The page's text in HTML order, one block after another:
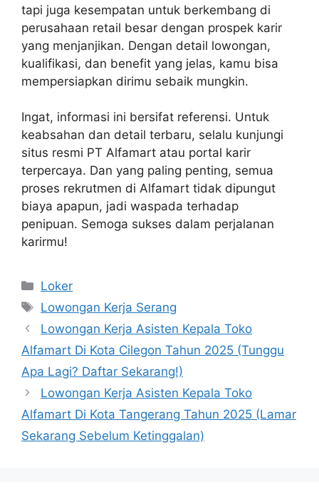
tapi juga kesempatan untuk berkembang di
perusahaan retail besar dengan prospek karir
yang menjanjikan. Dengan detail lowongan,
kualifikasi, dan benefit yang jelas, kamu bisa
mempersiapkan dirimu sebaik mungkin.
Ingat, informasi ini bersifat referensi. Untuk
keabsahan dan detail terbaru, selalu kunjungi
situs resmi PT Alfamart atau portal karir
terpercaya. Dan yang paling penting, semua
proses rekrutmen di Alfamart tidak dipungut
biaya apapun, jadi waspada terhadap
penipuan. Semoga sukses dalam perjalanan
karirmu!
Kategori
Loker
Tag
Lowongan Kerja Serang
Lowongan Kerja Asisten Kepala Toko
Alfamart Di Kota Cilegon Tahun 2025 (Tunggu
Apa Lagi? Daftar Sekarang!)
Lowongan Kerja Asisten Kepala Toko
Alfamart Di Kota Tangerang Tahun 2025 (Lamar
Sekarang Sebelum Ketinggalan)